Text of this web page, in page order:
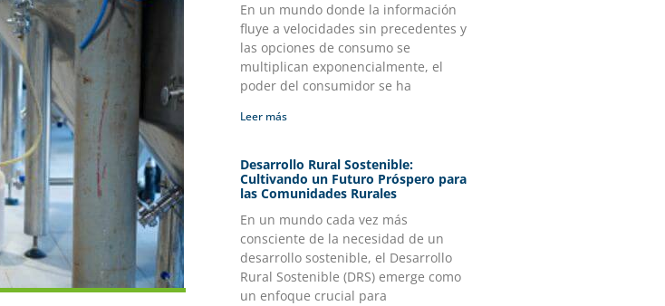
En un mundo donde la información
fluye a velocidades sin precedentes y
las opciones de consumo se
multiplican exponencialmente, el
poder del consumidor se ha
Leer más
Desarrollo Rural Sostenible:
Cultivando un Futuro Próspero para
las Comunidades Rurales
En un mundo cada vez más
consciente de la necesidad de un
desarrollo sostenible, el Desarrollo
Rural Sostenible (DRS) emerge como
un enfoque crucial para